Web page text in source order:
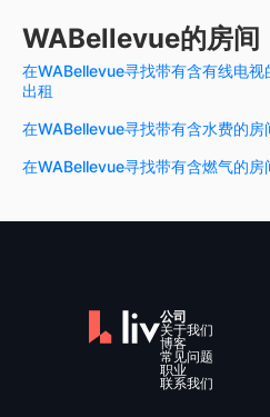
WABellevue的房间
在WABellevue寻找带有含有线电视
出租
在WABellevue寻找带有含水费的房
在WABellevue寻找带有含燃气的房
公司
关于我们
博客
常见问题
职业
联系我们